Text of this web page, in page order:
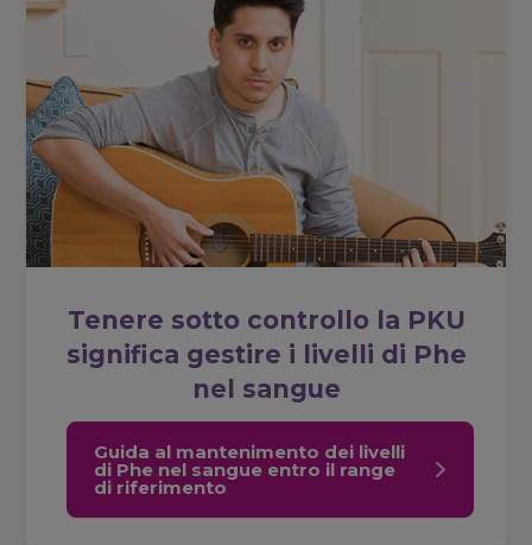
Tenere sotto controllo la PKU
significa gestire i livelli di Phe
nel sangue
Guida al mantenimento dei livelli
di Phe nel sangue entro il range
di riferimento